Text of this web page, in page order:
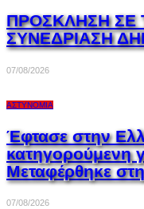
ΠΡΟΣΚΛΗΣΗ ΣΕ
ΣΥΝΕΔΡΙΑΣΗ
07/08/2026
ΑΣΤΥΝΟΜΊΑ
Έφτασε στην
κατηγορούμενη
Μεταφέρθηκε
07/08/2026